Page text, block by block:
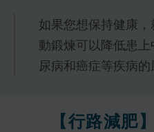
如果您想保持健康
動鍛煉可以降低患
尿病和癌症等疾病的
【行路減肥